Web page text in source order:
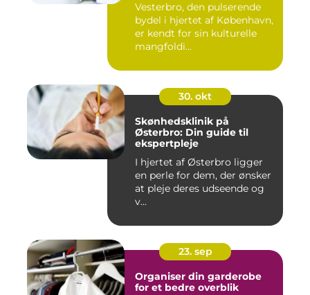
Vesterbro, den pulserende
bydel i hjertet af København,
er kendt for sin kulturelle
mangfoldi...
30. okt
Skønhedsklinik på
Østerbro: Din guide til
ekspertpleje
I hjertet af Østerbro ligger
en perle for dem, der ønsker
at pleje deres udseende og
v...
23. sep
Organiser din garderobe
for et bedre overblik